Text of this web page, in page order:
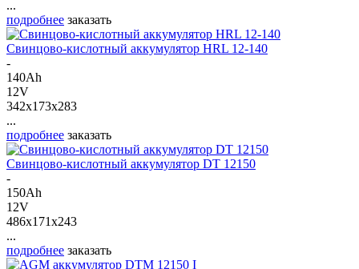
...
подробнее заказать
Свинцово-кислотный аккумулятор HRL 12-140
-
140Ah
12V
342x173x283
...
подробнее заказать
Свинцово-кислотный аккумулятор DT 12150
-
150Ah
12V
486x171x243
...
подробнее заказать